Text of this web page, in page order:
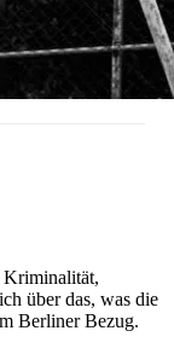
Kriminalität,
über das, was die
Berliner Bezug.